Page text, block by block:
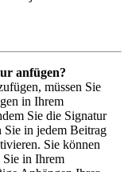
anfügen?
müssen Sie
in Ihrem
Sie die Signatur
Sie in jedem Beitrag
Sie können
Sie in Ihrem